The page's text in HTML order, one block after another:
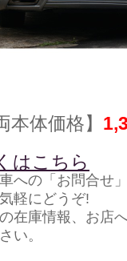
本体価格】
はこちら
への「お問合せ
軽にどうぞ!
在庫情報、お店
い。